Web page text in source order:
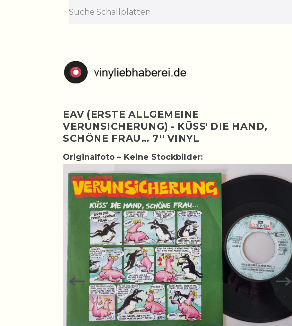
EAV (ERSTE ALLGEMEINE
VERUNSICHERUNG) - KÜSS' DIE HAND,
SCHÖNE FRAU… 7'' VINYL
Originalfoto – Keine Stockbilder: